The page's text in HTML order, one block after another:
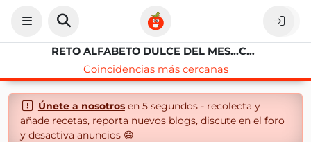
RETO ALFABETO DULCE DEL MES...CUPCAKES DE HIGOS Y CAVA
Coincidencias más cercanas
Únete a nosotrosen 5 segundos - recolecta y
añade recetas, reporta nuevos blogs, discute en el foro
y desactiva anuncios 😄